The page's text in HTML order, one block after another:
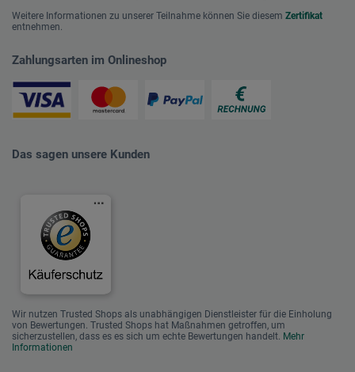
Weitere Informationen zu unserer Teilnahme können Sie diesem Zertifikat
entnehmen.
Zahlungsarten im Onlineshop
Das sagen unsere Kunden
Wir nutzen Trusted Shops als unabhängigen Dienstleister für die Einholung
von Bewertungen. Trusted Shops hat Maßnahmen getroffen, um
sicherzustellen, dass es es sich um echte Bewertungen handelt. Mehr
Informationen